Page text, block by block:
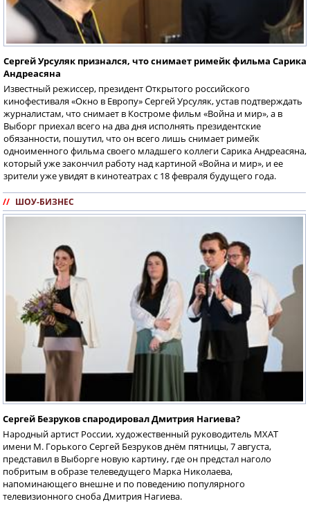
Сергей Урсуляк признался, что снимает римейк фильма Сарика
Андреасяна
Известный режиссер, президент Открытого российского
кинофестиваля «Окно в Европу» Сергей Урсуляк, устав подтверждать
журналистам, что снимает в Костроме фильм «Война и мир», а в
Выборг приехал всего на два дня исполнять президентские
обязанности, пошутил, что он всего лишь снимает римейк
одноименного фильма своего младшего коллеги Сарика Андреасяна,
который уже закончил работу над картиной «Война и мир», и ее
зрители уже увидят в кинотеатрах с 18 февраля будущего года.
// ШОУ-БИЗНЕС
Сергей Безруков спародировал Дмитрия Нагиева?
Народный артист России, художественный руководитель МХАТ
имени М. Горького Сергей Безруков днём пятницы, 7 августа,
представил в Выборге новую картину, где он предстал наголо
побритым в образе телеведущего Марка Николаева,
напоминающего внешне и по поведению популярного
телевизионного сноба Дмитрия Нагиева.